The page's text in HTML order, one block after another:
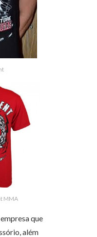
MMA
que
além